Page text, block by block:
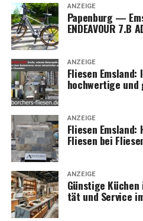
ANZEIGE
Papen­burg —
ENDEAVOUR 7.B
ANZEIGE
Flie­sen
hoch­wer­ti­ge und
ANZEIGE
Flie­sen
Flie­sen bei
ANZEIGE
Güns­ti­ge
tät und Ser­vice